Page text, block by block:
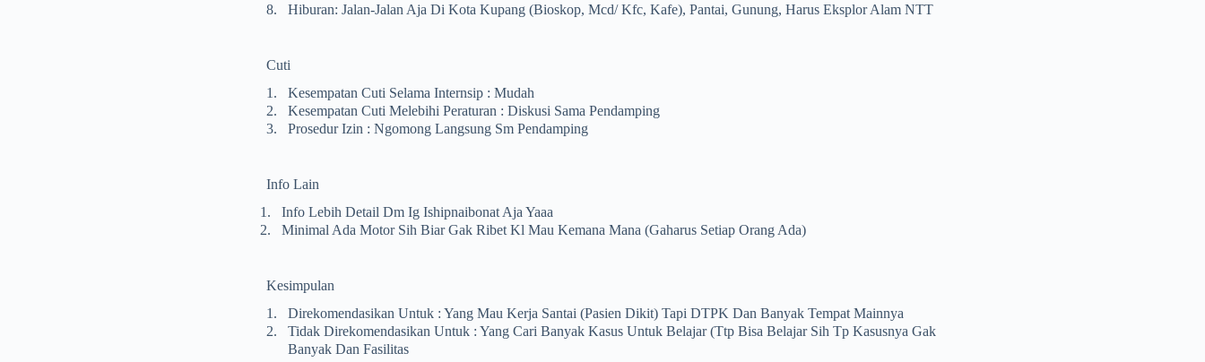
8.
Hiburan: Jalan-Jalan Aja Di Kota Kupang (bioskop, Mcd/ Kfc, Kafe), Pantai, Gunung, Harus Eksplor Alam NTT
Cuti
1.
Kesempatan Cuti Selama Internsip : Mudah
2.
Kesempatan Cuti Melebihi Peraturan : Diskusi Sama Pendamping
3.
Prosedur Izin : Ngomong Langsung Sm Pendamping
Info Lain
1.
Info Lebih Detail Dm Ig Ishipnaibonat Aja Yaaa
2.
Minimal Ada Motor Sih Biar Gak Ribet Kl Mau Kemana Mana (gaharus Setiap Orang Ada)
Kesimpulan
1.
Direkomendasikan Untuk : Yang Mau Kerja Santai (pasien Dikit) Tapi DTPK Dan Banyak Tempat Mainnya
2.
Tidak Direkomendasikan Untuk : Yang Cari Banyak Kasus Untuk Belajar (ttp Bisa Belajar Sih Tp Kasusnya Gak
Banyak Dan Fasilitas